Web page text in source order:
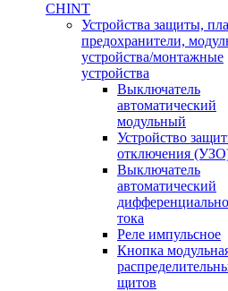
CHINT
Устройства защиты,
предохранители,
устройства/монтажные
устройства
Выключатель
автоматический
модульный
Устройство
отключения
Выключатель
автоматический
тока
Реле импульсное
Кнопка
щитов